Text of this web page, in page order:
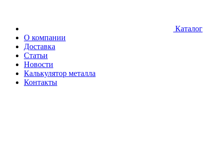
Каталог
О компании
Доставка
Статьи
Новости
Калькулятор металла
Контакты